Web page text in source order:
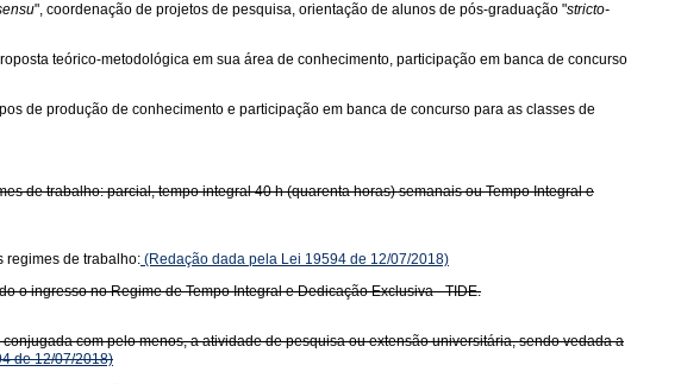
", coordenação de projetos de pesquisa, orientação de alunos de pós-graduação "stricto-
teórico-metodológica em sua área de conhecimento, participação em banca de concurso
de produção de conhecimento e participação em banca de concurso para as classes de
de trabalho: parcial, tempo integral 40 h (quarenta horas) semanais ou Tempo Integral e
regimes de trabalho: (Redação dada pela Lei 19594 de 12/07/2018)
o ingresso no Regime de Tempo Integral e Dedicação Exclusiva - TIDE.
com pelo menos, a atividade de pesquisa ou extensão universitária, sendo vedada a
de 12/07/2018)